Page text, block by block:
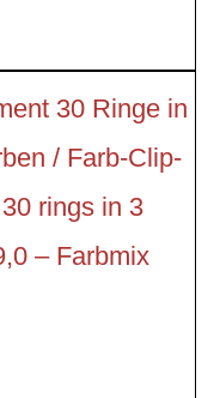
30 Ringe in
/ Farb-Clip-
rings in 3
– Farbmix